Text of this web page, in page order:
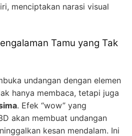
menciptakan narasi visual
Tamu yang Tak
undangan dengan elemen
hanya membaca, tetapi juga
. Efek “wow” yang
akan membuat undangan
kesan mendalam. Ini